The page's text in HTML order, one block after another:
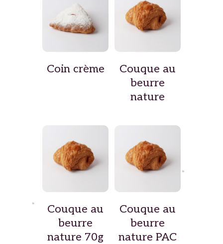
Coin crème
Couque au
beurre
nature
Couque au
beurre
nature 70g
Couque au
beurre
nature PAC